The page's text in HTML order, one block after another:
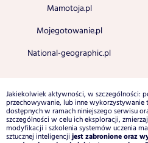
Mamotoja.pl
Mojegotowanie.pl
National-geographic.pl
Jakiekolwiek aktywności, w szczególności:
przechowywanie, lub inne wykorzystywanie
dostępnych w ramach niniejszego serwisu
szczególności w celu ich eksploracji,
modyfikacji i szkolenia systemów uczenia
sztucznej inteligencji jest zabronione oraz